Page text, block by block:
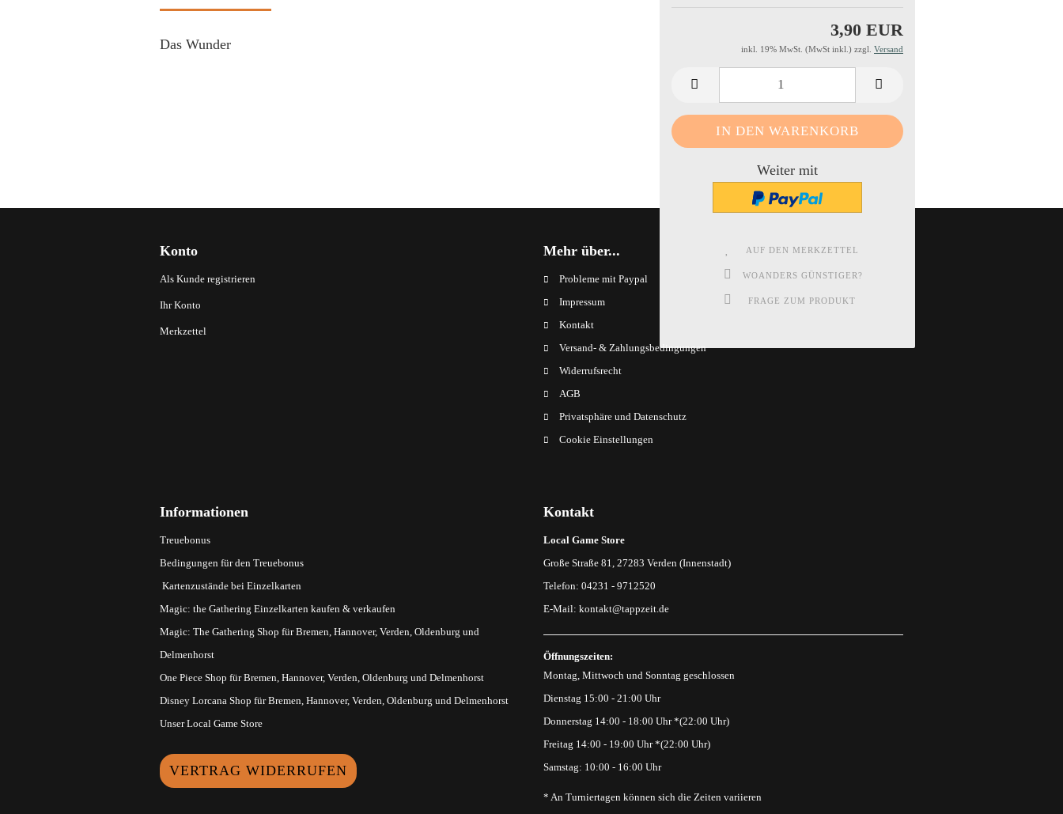
3,90 EUR
inkl. 19% MwSt. (MwSt inkl.) zzgl. Versand
Weiter mit
AUF DEN MERKZETTEL
WOANDERS GÜNSTIGER?
FRAGE ZUM PRODUKT
Das Wunder
Konto
Als Kunde registrieren
Ihr Konto
Merkzettel
Mehr über...
Probleme mit Paypal
Impressum
Kontakt
Versand- & Zahlungsbedingungen
Widerrufsrecht
AGB
Privatsphäre und Datenschutz
Cookie Einstellungen
Informationen
Treuebonus
Bedingungen für den Treuebonus
Kartenzustände bei Einzelkarten
Magic: the Gathering Einzelkarten kaufen & verkaufen
Magic: The Gathering Shop für Bremen, Hannover, Verden, Oldenburg und
Delmenhorst
One Piece Shop für Bremen, Hannover, Verden, Oldenburg und Delmenhorst
Disney Lorcana Shop für Bremen, Hannover, Verden, Oldenburg und Delmenhorst
Unser Local Game Store
Kontakt
Local Game Store
Große Straße 81, 27283 Verden (Innenstadt)
Telefon: 04231 - 9712520
E-Mail: kontakt@tappzeit.de
Öffnungszeiten:
Montag, Mittwoch und Sonntag geschlossen
Dienstag 15:00 - 21:00 Uhr
Donnerstag 14:00 - 18:00 Uhr *(22:00 Uhr)
Freitag 14:00 - 19:00 Uhr *(22:00 Uhr)
Samstag: 10:00 - 16:00 Uhr
* An Turniertagen können sich die Zeiten variieren
VERTRAG WIDERRUFEN